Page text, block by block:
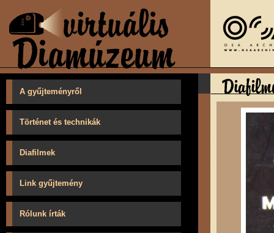
A gyűjteményről
Történet és technikák
Diafilmek
Link gyűjtemény
Rólunk írták